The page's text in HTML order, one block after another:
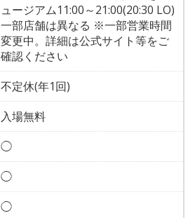
ュージアム11:00～21:00(20:30 LO)
一部店舗は異なる ※一部営業時間
変更中。詳細は公式サイト等をご
確認ください
不定休(年1回)
入場無料
◯
◯
◯